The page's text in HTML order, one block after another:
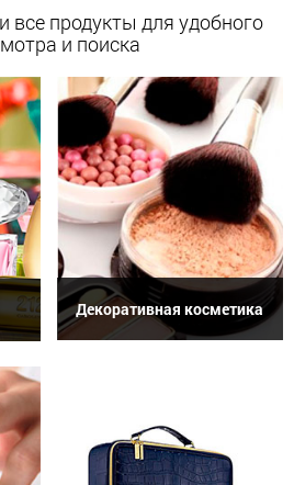
все продукты для удобного
и поиска
Декоративная косметика